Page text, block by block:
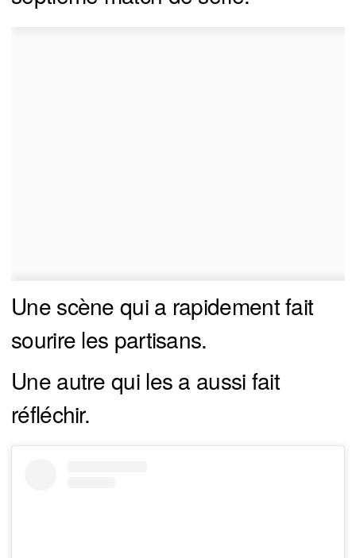
Une scène qui a rapidement fait
sourire les partisans.
Une autre qui les a aussi fait
réfléchir.